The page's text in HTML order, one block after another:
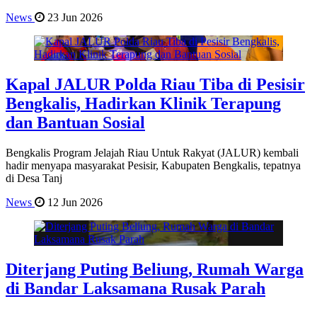
News
23 Jun 2026
Kapal JALUR Polda Riau Tiba di Pesisir
Bengkalis, Hadirkan Klinik Terapung
dan Bantuan Sosial
Bengkalis Program Jelajah Riau Untuk Rakyat (JALUR) kembali
hadir menyapa masyarakat Pesisir, Kabupaten Bengkalis, tepatnya
di Desa Tanj
News
12 Jun 2026
Diterjang Puting Beliung, Rumah Warga
di Bandar Laksamana Rusak Parah